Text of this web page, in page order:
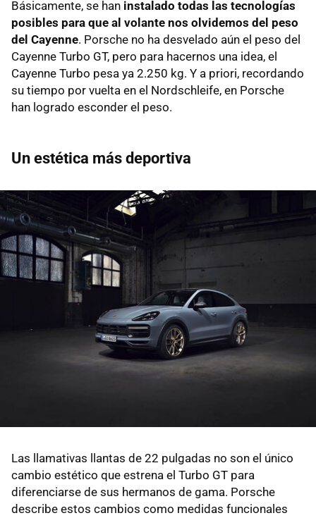
Básicamente, se han instalado todas las tecnologías
posibles para que al volante nos olvidemos del peso
del Cayenne. Porsche no ha desvelado aún el peso del
Cayenne Turbo GT, pero para hacernos una idea, el
Cayenne Turbo pesa ya 2.250 kg. Y a priori, recordando
su tiempo por vuelta en el Nordschleife, en Porsche
han logrado esconder el peso.
Un estética más deportiva
Las llamativas llantas de 22 pulgadas no son el único
cambio estético que estrena el Turbo GT para
diferenciarse de sus hermanos de gama. Porsche
describe estos cambios como medidas funcionales